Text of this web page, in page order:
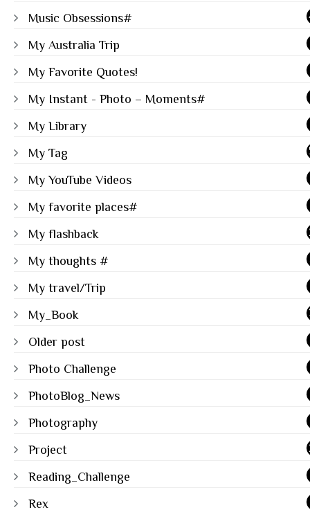
Music Obsessions#
My Australia Trip
My Favorite Quotes!
My Instant - Photo – Moments#
My Library
My Tag
My YouTube Videos
My favorite places#
My flashback
My thoughts #
My travel/Trip
My_Book
Older post
Photo Challenge
PhotoBlog_News
Photography
Project
Reading_Challenge
Rex